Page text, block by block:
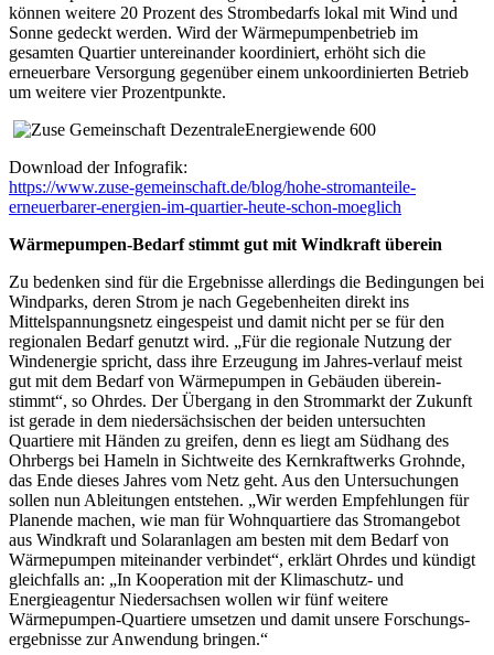
können weitere 20 Prozent des Strombedarfs lokal mit Wind und
Sonne gedeckt werden. Wird der Wärmepumpenbetrieb im
gesamten Quartier untereinander koordiniert, erhöht sich die
erneuerbare Versorgung gegenüber einem unkoordinierten Betrieb
um weitere vier Prozentpunkte.
Download der Infografik:
https://www.zuse-gemeinschaft.de/blog/hohe-stromanteile-
erneuerbarer-energien-im-quartier-heute-schon-moeglich
Wärmepumpen-Bedarf stimmt gut mit Windkraft überein
Zu bedenken sind für die Ergebnisse allerdings die Bedingungen bei
Windparks, deren Strom je nach Gegebenheiten direkt ins
Mittelspannungsnetz eingespeist und damit nicht per se für den
regionalen Bedarf genutzt wird. „Für die regionale Nutzung der
Windenergie spricht, dass ihre Erzeugung im Jahres-verlauf meist
gut mit dem Bedarf von Wärmepumpen in Gebäuden überein-
stimmt“, so Ohrdes. Der Übergang in den Strommarkt der Zukunft
ist gerade in dem niedersächsischen der beiden untersuchten
Quartiere mit Händen zu greifen, denn es liegt am Südhang des
Ohrbergs bei Hameln in Sichtweite des Kernkraftwerks Grohnde,
das Ende dieses Jahres vom Netz geht. Aus den Untersuchungen
sollen nun Ableitungen entstehen. „Wir werden Empfehlungen für
Planende machen, wie man für Wohnquartiere das Stromangebot
aus Windkraft und Solaranlagen am besten mit dem Bedarf von
Wärmepumpen miteinander verbindet“, erklärt Ohrdes und kündigt
gleichfalls an: „In Kooperation mit der Klimaschutz- und
Energieagentur Niedersachsen wollen wir fünf weitere
Wärmepumpen-Quartiere umsetzen und damit unsere Forschungs-
ergebnisse zur Anwendung bringen.“